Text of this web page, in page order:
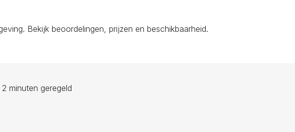
Bekijk beoordelingen, prijzen en beschikbaarheid.
minuten geregeld